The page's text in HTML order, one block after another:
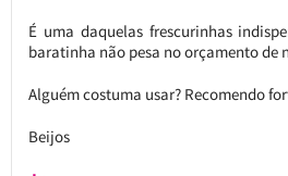
É uma daquelas frescurinhas
baratinha não pesa no orçamento de
Alguém costuma usar? Recomendo
Beijos